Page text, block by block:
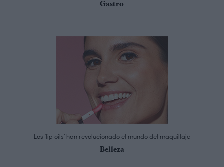
Gastro
Los ‘lip oils’ han revolucionado el mundo del maquillaje
Belleza